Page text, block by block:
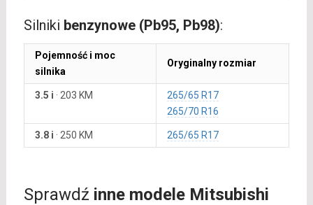
Silniki benzynowe (Pb95, Pb98):
Pojemność i moc
silnika
Oryginalny rozmiar
3.5 i · 203 KM
265/65 R17
265/70 R16
3.8 i · 250 KM 265/65 R17
Sprawdź inne modele Mitsubishi